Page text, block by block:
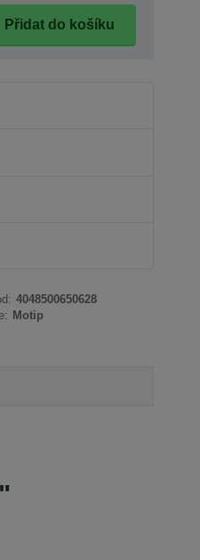
Přidat do košíku
4048500650628
Motip